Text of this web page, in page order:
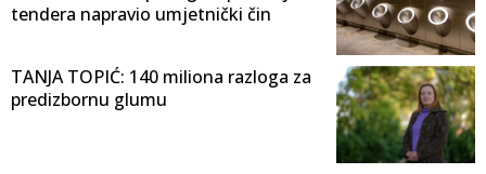
tendera napravio umjetnički čin
TANJA TOPIĆ: 140 miliona razloga za
predizbornu glumu